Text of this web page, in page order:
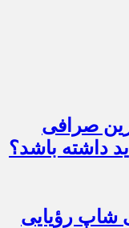
صرافی
داشته باشد؟
شاپ رؤیایی